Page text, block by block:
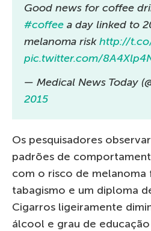
Good news for coffee
#coffee a day linked to
melanoma riskhttp://
pic.twitter.com/
— Medical News Today
2015
Os pesquisadores
padrões de
com o risco de
tabagismo e um diploma
Cigarros ligeiramente
álcool e grau de